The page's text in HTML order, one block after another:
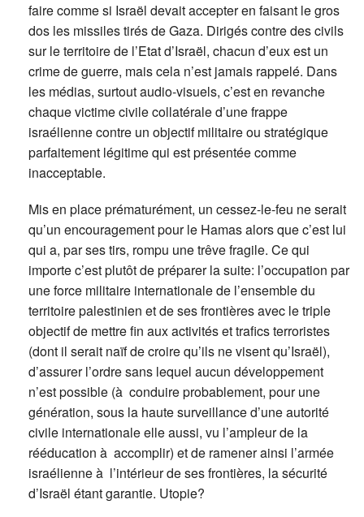
faire comme si Israël devait accepter en faisant le gros
dos les missiles tirés de Gaza. Dirigés contre des civils
sur le territoire de l’Etat d’Israël, chacun d’eux est un
crime de guerre, mais cela n’est jamais rappelé. Dans
les médias, surtout audio-visuels, c’est en revanche
chaque victime civile collatérale d’une frappe
israélienne contre un objectif militaire ou stratégique
parfaitement légitime qui est présentée comme
inacceptable.
Mis en place prématurément, un cessez-le-feu ne serait
qu’un encouragement pour le Hamas alors que c’est lui
qui a, par ses tirs, rompu une trêve fragile. Ce qui
importe c’est plutôt de préparer la suite: l’occupation par
une force militaire internationale de l’ensemble du
territoire palestinien et de ses frontières avec le triple
objectif de mettre fin aux activités et trafics terroristes
(dont il serait naïf de croire qu’ils ne visent qu’Israël),
d’assurer l’ordre sans lequel aucun développement
n’est possible (à conduire probablement, pour une
génération, sous la haute surveillance d’une autorité
civile internationale elle aussi, vu l’ampleur de la
rééducation à accomplir) et de ramener ainsi l’armée
israélienne à l’intérieur de ses frontières, la sécurité
d’Israël étant garantie. Utopie?